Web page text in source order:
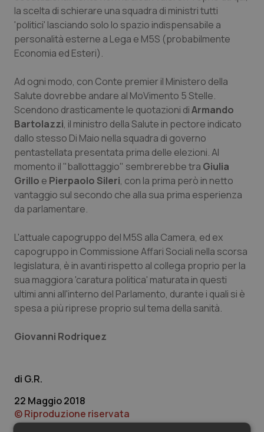
Puglia
Sardegna
Sicilia
Toscana
Umbria
Valle D’Aosta
Veneto
Malattie rare
Malattia di Crohn & Rettocolite Ulcerosa
Neuroscienze & patologie neurodegenerative
Obesità
Oftalmologia
Oncodermatologia
Oncoematologia
Oncologia & Nutrizione
Psoriasi & pelle
Quotidiano Cardiologia
Quotidiano Pediatria
Rene & patologie urogenitali
la scelta di schierare una squadra di ministri tutti
'politici' lasciando solo lo spazio indispensabile a
personalità esterne a Lega e M5S (probabilmente
Economia ed Esteri).
Ad ogni modo, con Conte premier il Ministero della
Salute dovrebbe andare al MoVimento 5 Stelle.
Scendono drasticamente le quotazioni diArmando
Bartolazzi, il ministro della Salute in pectore indicato
dallo stesso Di Maio nella squadra di governo
pentastellata presentata prima delle elezioni. Al
momento il "ballottaggio" sembrerebbe tra Giulia
Grillo e Pierpaolo Sileri, con la prima però in netto
vantaggio sul secondo che alla sua prima esperienza
da parlamentare.
L'attuale capogruppo del M5S alla Camera, ed ex
capogruppo in Commissione Affari Sociali nella scorsa
legislatura, è in avanti rispetto al collega proprio per la
sua maggiora 'caratura politica' maturata in questi
ultimi anni all'interno del Parlamento, durante i quali si è
spesa a più riprese proprio sul tema della sanità.
Giovanni Rodriquez
G.R.
22 Maggio 2018
© Riproduzione riservata